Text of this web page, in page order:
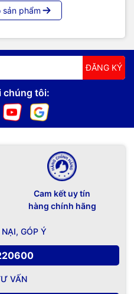
sản phẩm
ĐĂNG KÝ
chúng tôi:
Cam kết uy tín
hàng chính hãng
NẠI, GÓP Ý
VẤN